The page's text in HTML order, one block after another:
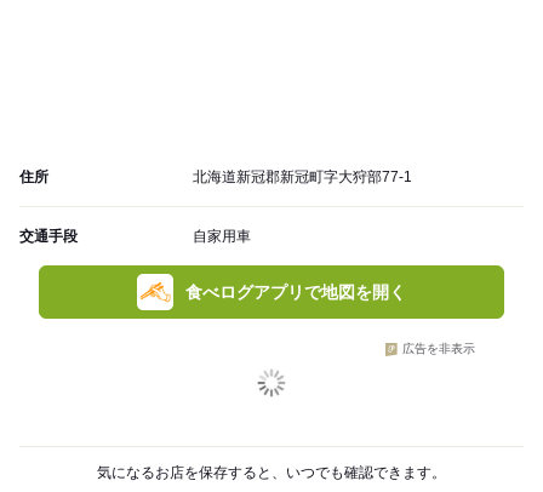
住所 北海道新冠郡新冠町字大狩部77-1
交通手段 自家用車
食べログアプリで地図を開く
広告を非表示
気になるお店を保存すると、いつでも確認できます。